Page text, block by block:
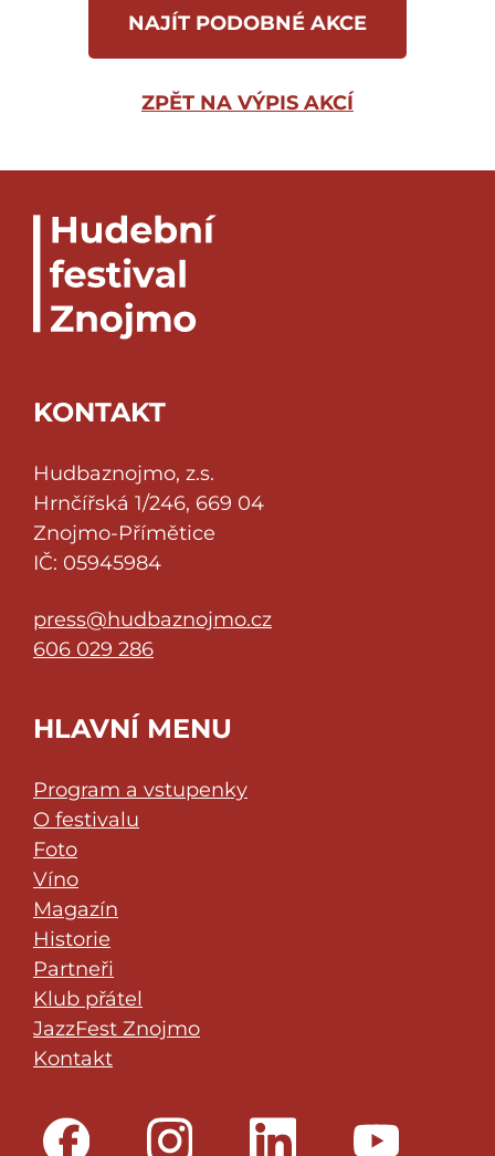
NAJÍT PODOBNÉ AKCE
ZPĚT NA VÝPIS AKCÍ
KONTAKT
Hudbaznojmo, z.s.
Hrnčířská 1/246, 669 04
Znojmo-Přímětice
IČ: 05945984
press@hudbaznojmo.cz
606 029 286
HLAVNÍ MENU
Program a vstupenky
O festivalu
Foto
Víno
Magazín
Historie
Partneři
Klub přátel
JazzFest Znojmo
Kontakt